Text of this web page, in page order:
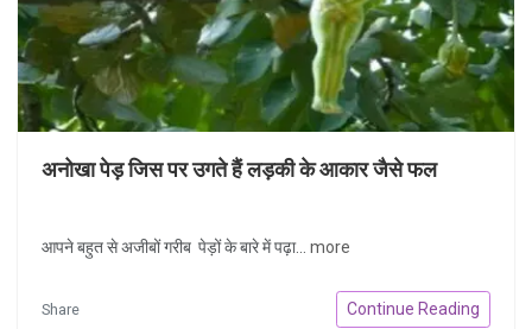
अनोखा पेड़ जिस पर उगते हैं लड़की के आकार जैसे फल
आपने बहुत से अजीबों गरीब पेड़ों के बारे में पढ़ा... more
Share Continue Reading